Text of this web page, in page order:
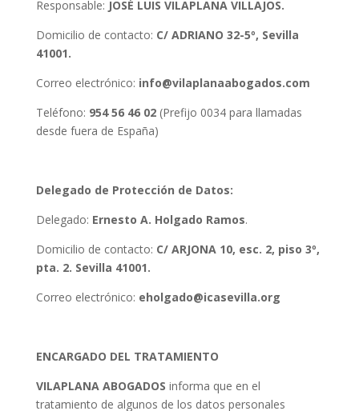
Responsable: JOSÉ LUIS VILAPLANA VILLAJOS.
Domicilio de contacto: C/ ADRIANO 32-5º, Sevilla
41001.
Correo electrónico: info@vilaplanaabogados.com
Teléfono: 954 56 46 02(Prefijo 0034 para llamadas
desde fuera de España)
Delegado de Protección de Datos:
Delegado: Ernesto A. Holgado Ramos.
Domicilio de contacto: C/ ARJONA 10, esc. 2, piso 3º,
pta. 2. Sevilla 41001.
Correo electrónico: eholgado@icasevilla.org
ENCARGADO DEL TRATAMIENTO
VILAPLANA ABOGADOS informa que en el
tratamiento de algunos de los datos personales